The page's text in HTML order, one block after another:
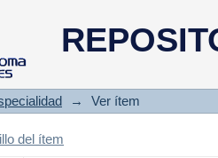
entre
psiquiatría en el
→ Ver ítem
del ítem